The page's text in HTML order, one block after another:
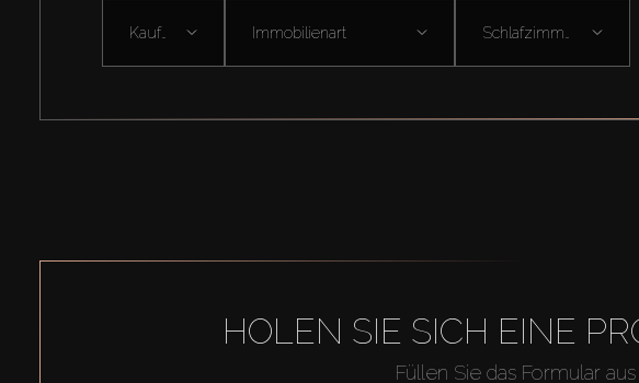
Kaufen Immobilienart
HOLEN SIE SICH EINE
Füllen Sie das Formular